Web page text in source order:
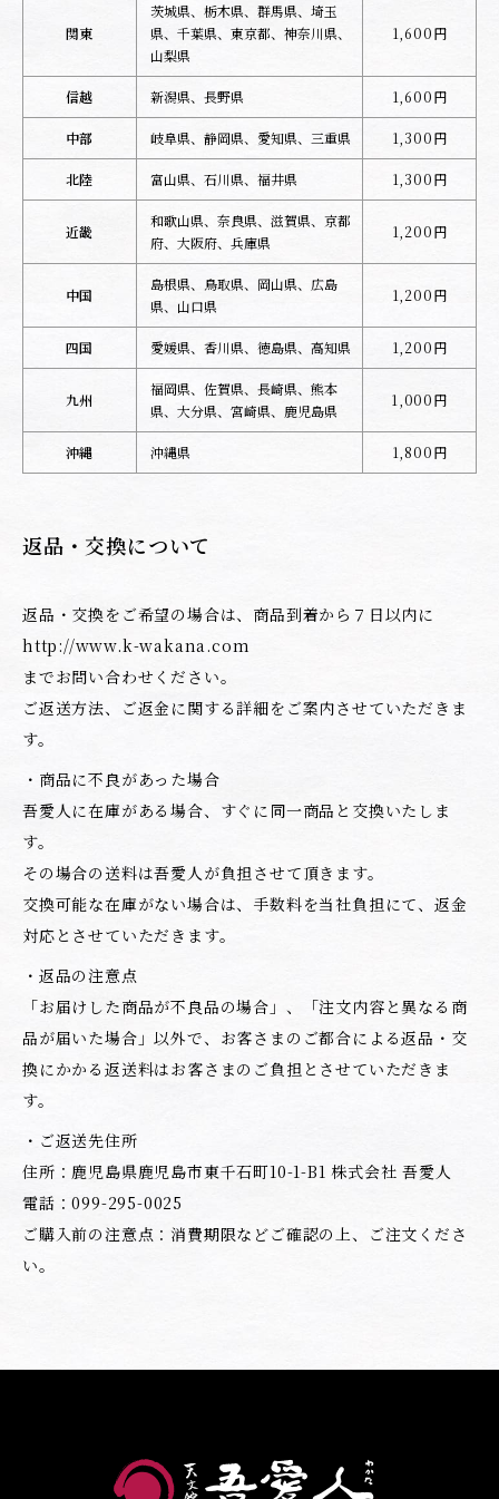
関東
茨城県、栃木県、群馬県、埼玉
県、千葉県、東京都、神奈川県、
山梨県
1,600円
信越 新潟県、長野県 1,600円
中部 岐阜県、静岡県、愛知県、三重県 1,300円
北陸 富山県、石川県、福井県 1,300円
近畿
和歌山県、奈良県、 滋賀県、京都
府、大阪府、兵庫県
1,200円
中国
島根県、鳥取県、岡山県、広島
県、山口県
1,200円
四国 愛媛県、香川県、徳島県、高知県 1,200円
九州
福岡県、佐賀県、長崎県、熊本
県、大分県、宮崎県、鹿児島県
1,000円
沖縄 沖縄県 1,800円
返品・交換について
返品・交換をご希望の場合は、商品到着から７日以内に
http://www.k-wakana.com
までお問い合わせください。
ご返送方法、ご返金に関する詳細をご案内させていただきま
す。
・商品に不良があった場合
吾愛人に在庫がある場合、すぐに同一商品と交換いたしま
す。
その場合の送料は吾愛人が負担させて頂きます。
交換可能な在庫がない場合は、手数料を当社負担にて、返金
対応とさせていただきます。
・返品の注意点
「お届けした商品が不良品の場合」、「注文内容と異なる商
品が届いた場合」以外で、お客さまのご都合による返品・交
換にかかる返送料はお客さまのご負担とさせていただきま
す。
・ご返送先住所
住所：鹿児島県鹿児島市東千石町10-1-B1 株式会社 吾愛人
電話：099-295-0025
ご購入前の注意点：消費期限などご確認の上、ご注文くださ
い。